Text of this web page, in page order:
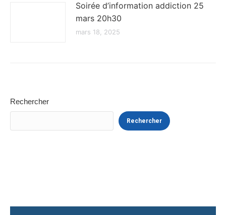
Soirée d’information addiction 25
mars 20h30
mars 18, 2025
Rechercher
Rechercher